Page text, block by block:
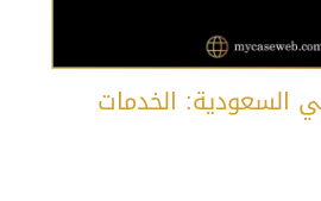
السعودية: الخدمات